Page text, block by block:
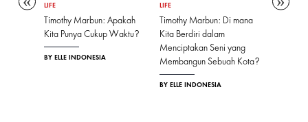
LIFE
Timothy Marbun: Apakah
Kita Punya Cukup Waktu?
BY ELLE INDONESIA
LIFE
Timothy Marbun: Di mana
Kita Berdiri dalam
Menciptakan Seni yang
Membangun Sebuah Kota?
BY ELLE INDONESIA
LIFE